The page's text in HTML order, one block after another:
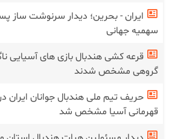
ایران - بحرین؛ دیدار سرنوشت ساز
سهمیه جهانی
قرعه کشی هندبال بازی های آسیایی
گروهی مشخص شدند
حریف تیم ملی هندبال جوانان ایران
قهرمانی آسیا مشخص شد